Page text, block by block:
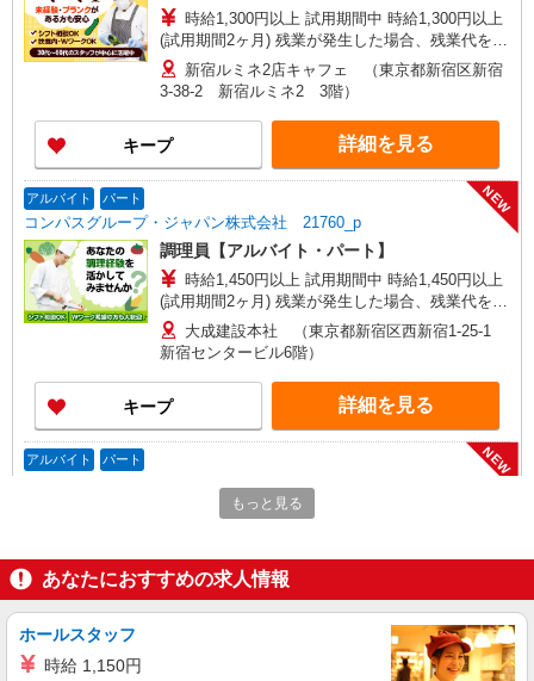
時給1,300円以上 試用期間中 時給1,300円以上
(試用期間2ヶ月) 残業が発生した場合、残業代を1
分単位で別途支給します。
新宿ルミネ2店キャフェ （東京都新宿区新宿
3-38-2 新宿ルミネ2 3階）
キープ 詳細を見る
アルバイト パート
コンパスグループ・ジャパン株式会社 21760_p
NEW
調理員【アルバイト・パート】
時給1,450円以上 試用期間中 時給1,450円以上
(試用期間2ヶ月) 残業が発生した場合、残業代を1
分単位で別途支給します。
大成建設本社 （東京都新宿区西新宿1-25-1
新宿センタービル6階）
キープ 詳細を見る
アルバイト パート
コンパスグループ・ジャパン株式会社 21760_p
NEW
調理補助【アルバイト・パート】
(試用期間2ヶ月) 残業が発生した場合、残業代を1
分単位で別途支給します。
大成建設本社 （東京都新宿区西新宿1-25-1
新宿センタービル6階）
キープ 詳細を見る
もっと見る
あなたにおすすめの求人情報
ホールスタッフ
時給 1,150円